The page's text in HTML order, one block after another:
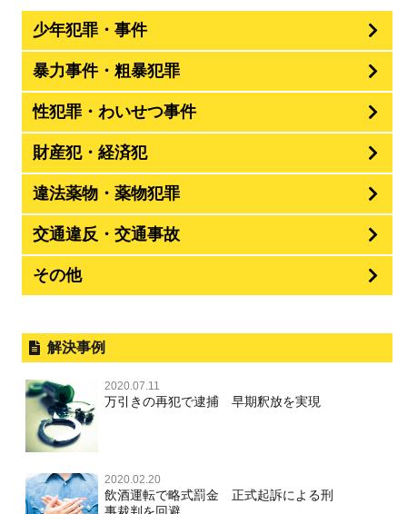
少年犯罪・事件
暴力事件・粗暴犯罪
性犯罪・わいせつ事件
財産犯・経済犯
違法薬物・薬物犯罪
交通違反・交通事故
その他
解決事例
2020.07.11
万引きの再犯で逮捕 早期釈放を実現
2020.02.20
飲酒運転で略式罰金 正式起訴による刑